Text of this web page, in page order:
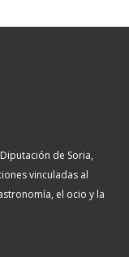
de Soria,
vinculadas al
el ocio y la